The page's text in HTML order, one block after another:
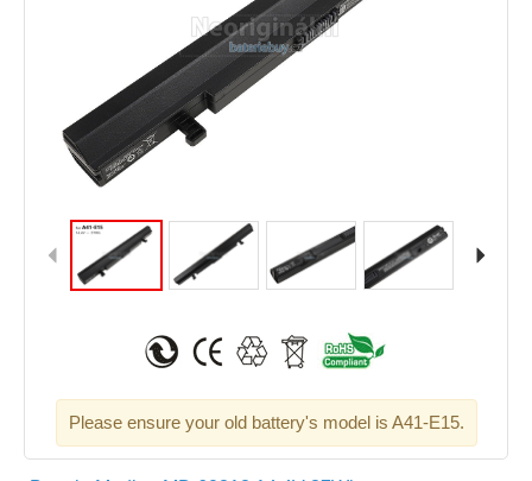
Please ensure your old battery's model is A41-E15.